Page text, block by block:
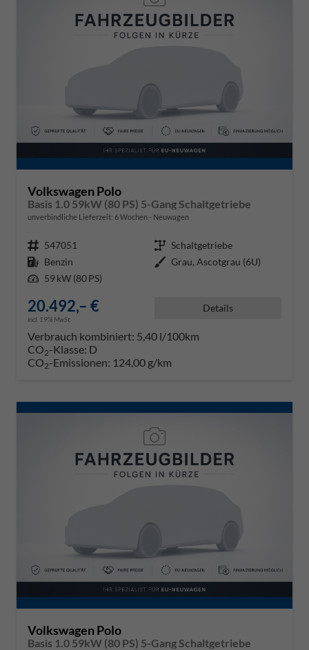
Volkswagen Polo
Basis 1.0 59kW (80 PS) 5-Gang Schaltgetriebe
unverbindliche Lieferzeit: 6 Wochen Neuwagen
Fahrzeugnr. 547051 Getriebe Schaltgetriebe
Kraftstoff Benzin Außenfarbe Grau, Ascotgrau (6U)
Leistung 59 kW (80 PS)
20.492,– €
incl. 19% MwSt.
Details
Verbrauch kombiniert: 5,40 l/100km
CO2-Klasse: D
CO2-Emissionen: 124,00 g/km
Volkswagen Polo
Basis 1.0 59kW (80 PS) 5-Gang Schaltgetriebe